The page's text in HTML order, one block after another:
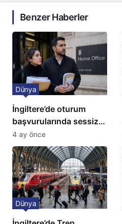
Benzer Haberler
İngiltere’de oturum
başvurularında sessiz
kriz: Büyükelçilikten
açıklama!
Dünya
4 ay önce
Dünya